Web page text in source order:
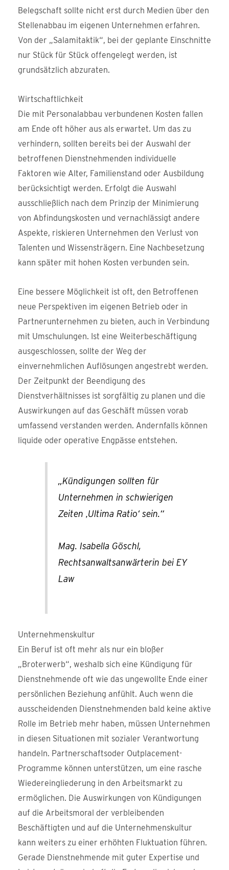
Belegschaft sollte nicht erst durch Medien über den
Stellenabbau im eigenen Unternehmen erfahren.
Von der „Salamitaktik“, bei der geplante Einschnitte
nur Stück für Stück offengelegt werden, ist
grundsätzlich abzuraten.
Wirtschaftlichkeit
Die mit Personalabbau verbundenen Kosten fallen
am Ende oft höher aus als erwartet. Um das zu
verhindern, sollten bereits bei der Auswahl der
betroffenen Dienstnehmenden individuelle
Faktoren wie Alter, Familienstand oder Ausbildung
berücksichtigt werden. Erfolgt die Auswahl
ausschließlich nach dem Prinzip der Minimierung
von Abfindungskosten und vernachlässigt andere
Aspekte, riskieren Unternehmen den Verlust von
Talenten und Wissensträgern. Eine Nachbesetzung
kann später mit hohen Kosten verbunden sein.
Eine bessere Möglichkeit ist oft, den Betroffenen
neue Perspektiven im eigenen Betrieb oder in
Partnerunternehmen zu bieten, auch in Verbindung
mit Umschulungen. Ist eine Weiterbeschäftigung
ausgeschlossen, sollte der Weg der
einvernehmlichen Auflösungen angestrebt werden.
Der Zeitpunkt der Beendigung des
Dienstverhältnisses ist sorgfältig zu planen und die
Auswirkungen auf das Geschäft müssen vorab
umfassend verstanden werden. Andernfalls können
liquide oder operative Engpässe entstehen.
„Kündigungen sollten für
Unternehmen in schwierigen
Zeiten ‚Ultima Ratio‘ sein.“
Mag. Isabella Göschl,
Rechtsanwaltsanwärterin bei EY
Law
Unternehmenskultur
Ein Beruf ist oft mehr als nur ein bloßer
„Broterwerb“, weshalb sich eine Kündigung für
Dienstnehmende oft wie das ungewollte Ende einer
persönlichen Beziehung anfühlt. Auch wenn die
ausscheidenden Dienstnehmenden bald keine aktive
Rolle im Betrieb mehr haben, müssen Unternehmen
in diesen Situationen mit sozialer Verantwortung
handeln. Partnerschaftsoder Outplacement-
Programme können unterstützen, um eine rasche
Wiedereingliederung in den Arbeitsmarkt zu
ermöglichen. Die Auswirkungen von Kündigungen
auf die Arbeitsmoral der verbleibenden
Beschäftigten und auf die Unternehmenskultur
kann weiters zu einer erhöhten Fluktuation führen.
Gerade Dienstnehmende mit guter Expertise und